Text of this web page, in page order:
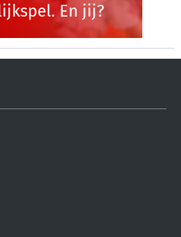
En jij?